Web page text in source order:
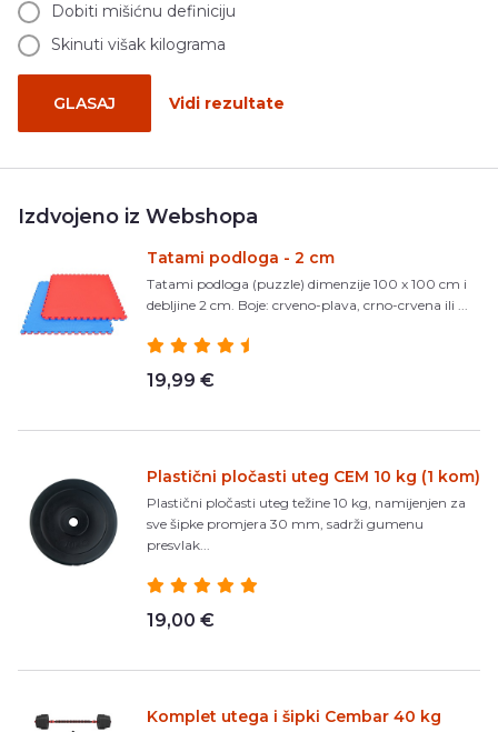
Dobiti mišićnu definiciju
Skinuti višak kilograma
GLASAJ Vidi rezultate
Izdvojeno iz Webshopa
Tatami podloga - 2 cm
Tatami podloga (puzzle) dimenzije 100 x 100 cm i
debljine 2 cm. Boje: crveno-plava, crno-crvena ili ...
19,99 €
Plastični pločasti uteg CEM 10 kg (1 kom)
Plastični pločasti uteg težine 10 kg, namijenjen za
sve šipke promjera 30 mm, sadrži gumenu
presvlak...
19,00 €
Komplet utega i šipki Cembar 40 kg